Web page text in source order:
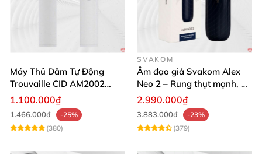
Máy Thủ Dâm Tự Động
Trouvaille CID AM2002
Mạnh Mẽ Dễ Lên Đỉnh
1.100.000₫
1.466.000₫
-25%
(380)
SVAKOM
Âm đạo giả Svakom Alex
Neo 2 – Rung thụt mạnh, đa
năng, cải tiến mới
2.990.000₫
3.883.000₫
-23%
(379)